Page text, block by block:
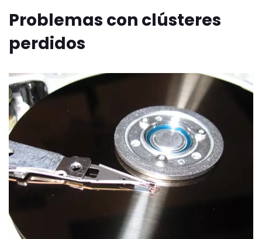
Problemas con clústeres
perdidos